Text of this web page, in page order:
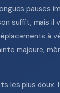
pauses
suffit, mais il
à
majeure,
les plus